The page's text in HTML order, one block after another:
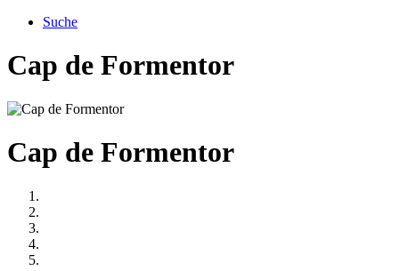
Suche
Cap de Formentor
Cap de Formentor